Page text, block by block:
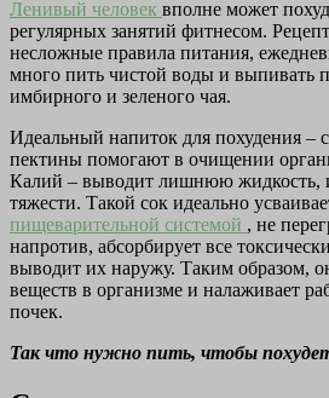
Ленивый человек вполне может
регулярных занятий фитнесом.
несложные правила питания,
много пить чистой воды и выпивать
имбирного и зеленого чая.
Идеальный напиток для похудения –
пектины помогают в очищении
Калий – выводит лишнюю жидкость,
тяжести. Такой сок идеально
пищеварительной системой , не
напротив, абсорбирует все
выводит их наружу. Таким образом,
веществ в организме и налаживает
почек.
Так что нужно пить, чтобы